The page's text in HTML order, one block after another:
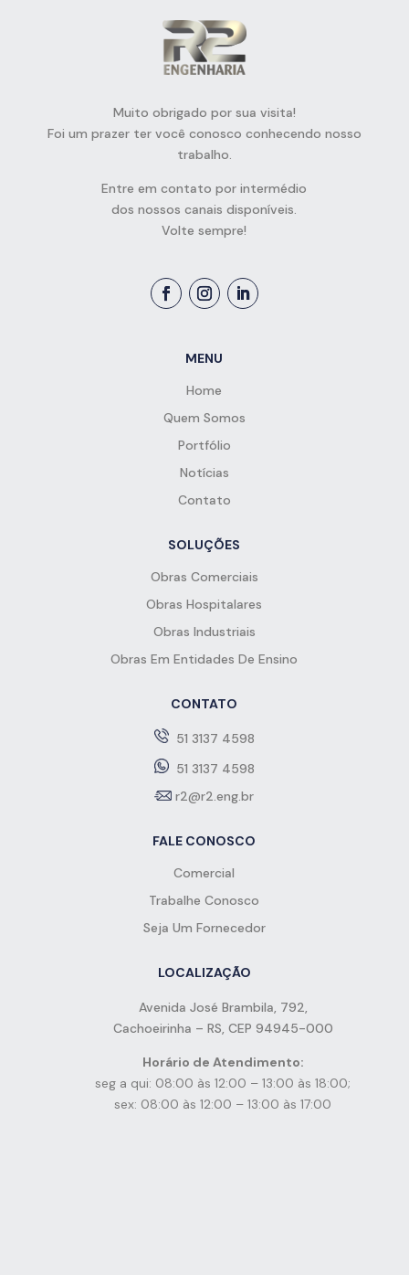
Muito obrigado por sua visita!
Foi um prazer ter você conosco conhecendo nosso
trabalho.
Entre em contato por intermédio
dos nossos canais disponíveis.
Volte sempre!
MENU
Home
Quem Somos
Portfólio
Notícias
Contato
SOLUÇÕES
Obras Comerciais
Obras Hospitalares
Obras Industriais
Obras Em Entidades De Ensino
CONTATO
51 3137 4598
51 3137 4598
r2@r2.eng.br
FALE CONOSCO
Comercial
Trabalhe Conosco
Seja Um Fornecedor
LOCALIZAÇÃO
Avenida José Brambila, 792,
Cachoeirinha – RS, CEP 94945-000
Horário de Atendimento:
seg a qui: 08:00 às 12:00 – 13:00 às 18:00;
sex: 08:00 às 12:00 – 13:00 às 17:00